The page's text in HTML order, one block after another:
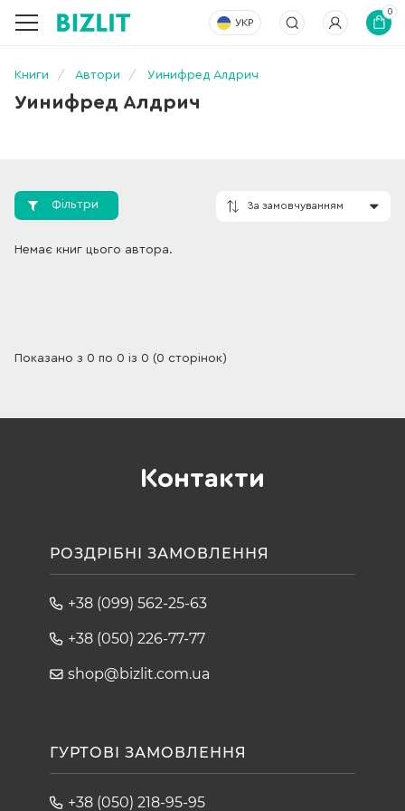
УКР
0
Книги Автори Уинифред Алдрич
Уинифред Алдрич
Фільтри
Немає книг цього автора.
Показано з 0 по 0 із 0 (0 сторінок)
Контакти
РОЗДРІБНІ ЗАМОВЛЕННЯ
+38 (099) 562-25-63
+38 (050) 226-77-77
shop@bizlit.com.ua
ГУРТОВІ ЗАМОВЛЕННЯ
+38 (050) 218-95-95